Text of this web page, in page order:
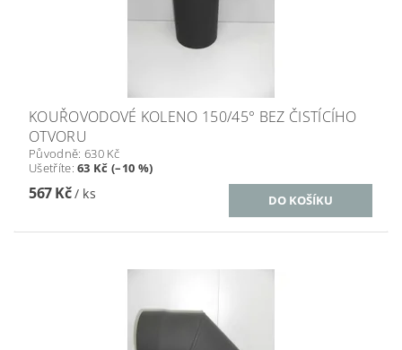
KOUŘOVODOVÉ KOLENO 150/45° BEZ ČISTÍCÍHO
OTVORU
Původně: 630 Kč
Ušetříte:63 Kč (–10 %)
567 Kč/ ks